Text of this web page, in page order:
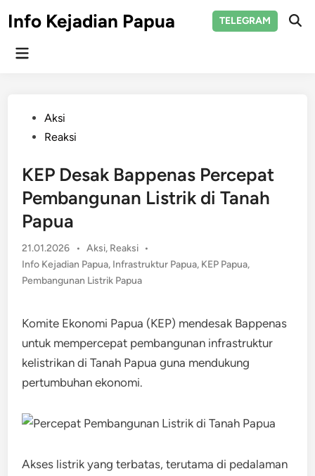
toInfo Kejadian Papua TELEGRAM
Main
PostedAksi
Reaksi
KEP Desak Bappenas Percepat
Pembangunan Listrik di Tanah
Papua
21.01.2026 • Posted
in
Aksi, Reaksi •
Info Kejadian Papua, Infrastruktur Papua, KEP Papua,
Pembangunan Listrik Papua
Komite Ekonomi Papua (KEP) mendesak Bappenas
untuk mempercepat pembangunan infrastruktur
kelistrikan di Tanah Papua guna mendukung
pertumbuhan ekonomi.
Akses listrik yang terbatas, terutama di pedalaman